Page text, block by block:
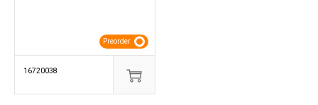
16720038
Preorder